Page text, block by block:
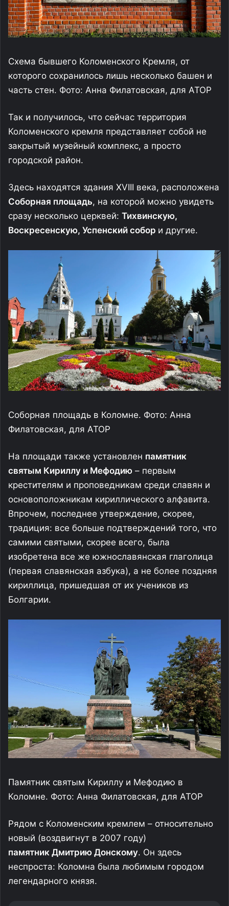
Схема бывшего Коломенского Кремля, от
которого сохранилось лишь несколько башен и
часть стен. Фото: Анна Филатовская, для АТОР
Так и получилось, что сейчас территория
Коломенского кремля представляет собой не
закрытый музейный комплекс, а просто
городской район.
Здесь находятся здания XVIII века, расположена
Соборная площадь, на которой можно увидеть
сразу несколько церквей: Тихвинскую,
Воскресенскую, Успенский собор и другие.
Соборная площадь в Коломне. Фото: Анна
Филатовская, для АТОР
На площади также установлен памятник
святым Кириллу и Мефодию – первым
крестителям и проповедникам среди славян и
основоположникам кириллического алфавита.
Впрочем, последнее утверждение, скорее,
традиция: все больше подтверждений того, что
самими святыми, скорее всего, была
изобретена все же южнославянская глаголица
(первая славянская азбука), а не более поздняя
кириллица, пришедшая от их учеников из
Болгарии.
Памятник святым Кириллу и Мефодию в
Коломне. Фото: Анна Филатовская, для АТОР
Рядом с Коломенским кремлем – относительно
новый (воздвигнут в 2007 году)
памятник Дмитрию Донскому. Он здесь
неспроста: Коломна была любимым городом
легендарного князя.